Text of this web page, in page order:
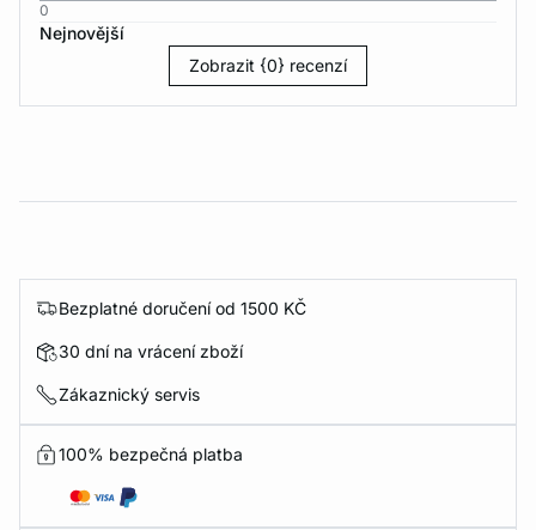
0
Nejnovější
Zobrazit {0} recenzí
Bezplatné doručení od 1500 KČ
30 dní na vrácení zboží
Zákaznický servis
100% bezpečná platba